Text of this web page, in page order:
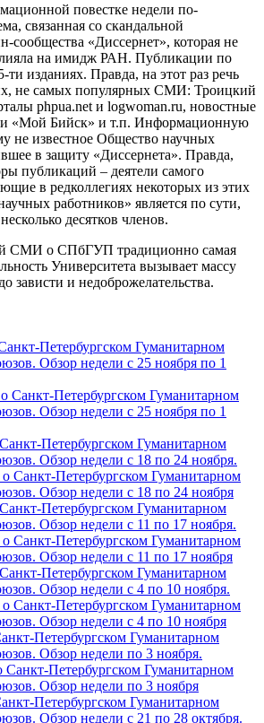
повестке недели по-
связанная со скандальной
сообщества «Диссернет», которая не
на имидж РАН. Публикации по
изданиях. Правда, на этот раз речь
не самых популярных СМИ: Троицкий
phpua.net и logwoman.ru, новостные
«Мой Бийск» и т.п. Информационную
не известное Общество научных
в защиту «Диссернета». Правда,
публикаций – деятели самого
в редколлегиях некоторых из этих
работников» является по сути,
десятков членов.
СМИ о СПбГУП традиционно самая
Университета вызывает массу
зависти и недоброжелательства.
Петербургском Гуманитарном
Обзор недели с 25 ноября по 1
Санкт-Петербургском Гуманитарном
Обзор недели с 18 по 24 ноября
Санкт-Петербургском Гуманитарном
Обзор недели с 11 по 17 ноября
Санкт-Петербургском Гуманитарном
Обзор недели с 4 по 10 ноября
Петербургском Гуманитарном
Обзор недели по 3 ноября